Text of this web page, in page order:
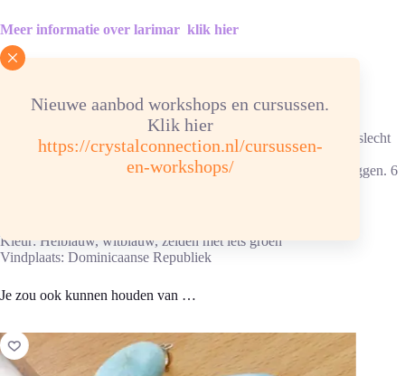
Nieuwe aanbod workshops en cursussen.
Klik hier
https://crystalconnection.nl/cursussen-
en-workshops/
Meer informatie over larimar klik hier
Advies energetische verzorging
Reinigen/ontladen: 1x per maand onder stromend water. Bij
verkleuringen wekelijks reinigen.
Ketting/armband: in hematietverzorgingssteentjes, elastiek kan slecht
tegen water.
Opladen: aansluitend, 1 tot 2 uur in de morgen- of avondzon liggen. 6
Kleur: Helblauw, witblauw, zelden met iets groen
Vindplaats: Dominicaanse Republiek
Je zou ook kunnen houden van …